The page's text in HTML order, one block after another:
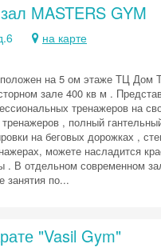
MASTERS GYM
на карте
на 5 ом этаже ТЦ Дом
зале 400 кв м .
тренажеров на
, полный
на беговых дорожках ,
можете насладится
. В отдельном современном
занятия по...
"Vasil Gym"
−5%
Оставь почту и
на первое бронирование!